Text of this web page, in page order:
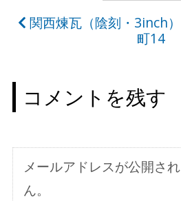
ナ
ゲ
ー
ョ
ン
関西煉瓦（陰刻・3inch
町14
コメントを残す
メールアドレスが公開さ
ん。